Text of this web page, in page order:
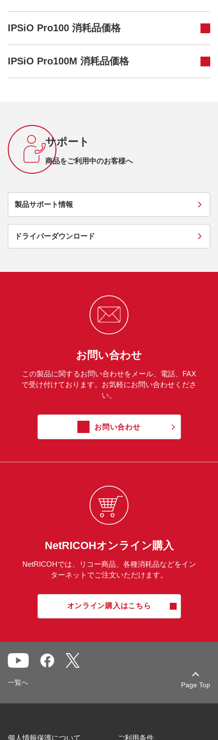
IPSiO Pro100 消耗品価格
IPSiO Pro100M 消耗品価格
サポート
商品をご利用中のお客様へ
製品サポート情報
ドライバーダウンロード
お問い合わせ
この製品に関するお問い合わせをメール、電話、FAX
で受け付けております。お気軽にお問い合わせくださ
い。
お問い合わせ
NetRICOHオンライン購入
NetRICOHでは、リコー商品、各種消耗品などをイン
ターネットでご注文いただけます。
オンライン購入はこちら
Page Top
一覧へ
個人情報保護について ご利用条件